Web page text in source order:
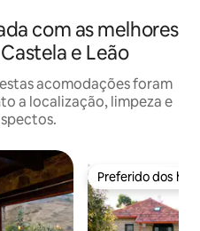
com as melhores
e Leão
acomodações foram
a localização, limpeza e
Preferido dos
Preferido dos